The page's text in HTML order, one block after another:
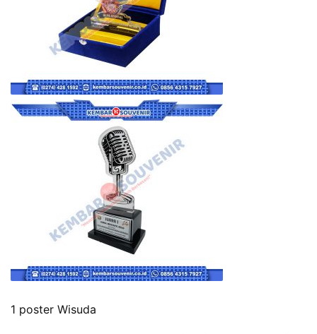
1 poster Wisuda